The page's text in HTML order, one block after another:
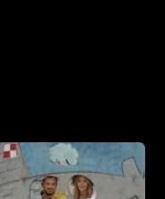
ziemniaczane z